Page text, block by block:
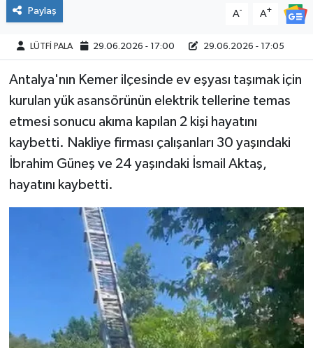
Paylaş A- A+
LÜTFİ PALA 29.06.2026 - 17:00 29.06.2026 - 17:05
Antalya'nın Kemer ilçesinde ev eşyası taşımak için
kurulan yük asansörünün elektrik tellerine temas
etmesi sonucu akıma kapılan 2 kişi hayatını
kaybetti. Nakliye firması çalışanları 30 yaşındaki
İbrahim Güneş ve 24 yaşındaki İsmail Aktaş,
hayatını kaybetti.